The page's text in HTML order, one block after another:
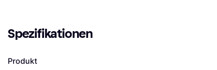
Spezifikationen
Produkt